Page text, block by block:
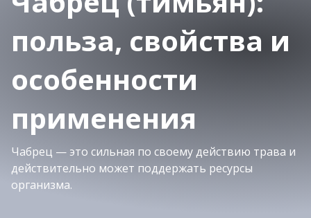
польза, свойства и
особенности
применения
Чабрец — это сильная по своему действию трава и
действительно может поддержать ресурсы
организма.